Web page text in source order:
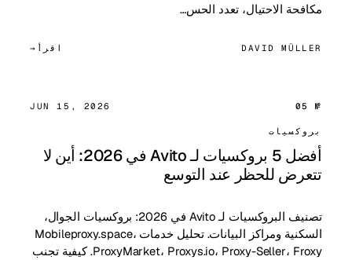
مكافحة الاحتيال، تعدد الحس…
DAVID MÜLLER اقرأ
№ 05
JUN 15, 2026
بروكسيات
أفضل 5 بروكسيات لـ Avito في 2026: أين لا
تتعرض للحظر عند التوسع
تصنيف البروكسيات لـ Avito في 2026: بروكسيات الجوال،
السكنية ومراكز البيانات. تحليل خدمات Mobileproxy.space،
ProxyMarket، Proxys.io، Proxy-Seller، Froxy. كيفية تجنب